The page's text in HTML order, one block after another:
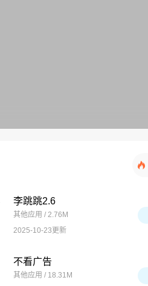
李跳跳2.6
其他应用 / 2.76M
2025-10-23更新
不看广告
其他应用 / 18.31M